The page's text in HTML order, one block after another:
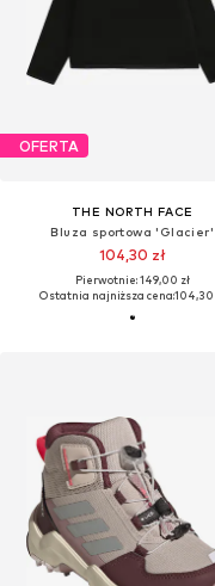
OFERTA
THE NORTH FACE
Bluza sportowa 'Glacier'
104,30 zł
Pierwotnie: 149,00 zł
Ostatnia najniższa cena:104,30